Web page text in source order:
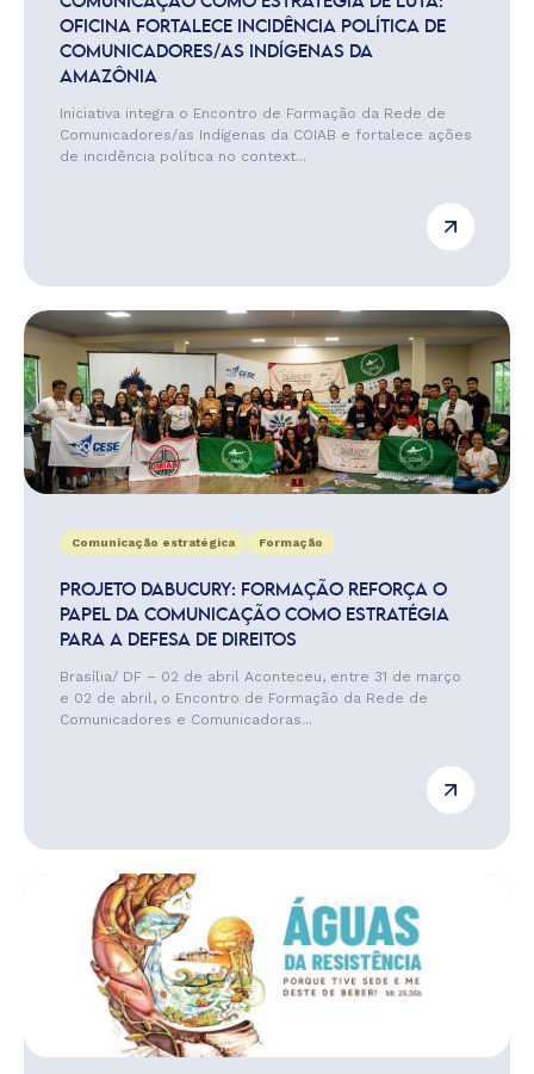
OFICINA FORTALECE INCIDÊNCIA POLÍTICA DE
COMUNICADORES/AS INDÍGENAS DA
AMAZÔNIA
Iniciativa integra o Encontro de Formação da Rede de
Comunicadores/as Indígenas da COIAB e fortalece ações
de incidência política no context...
Comunicação estratégica Formação
PROJETO DABUCURY: FORMAÇÃO REFORÇA O
PAPEL DA COMUNICAÇÃO COMO ESTRATÉGIA
PARA A DEFESA DE DIREITOS
Brasília/ DF – 02 de abril Aconteceu, entre 31 de março
e 02 de abril, o Encontro de Formação da Rede de
Comunicadores e Comunicadoras...